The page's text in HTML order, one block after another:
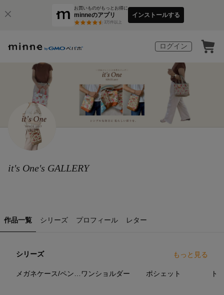
お買いものがもっとお得に
minneのアプリ
3万件以上
インストールする
ログイン
it's One's GALLERY
作品一覧 シリーズ プロフィール レター
シリーズ もっと見る
ワンショルダー ポシェット ト